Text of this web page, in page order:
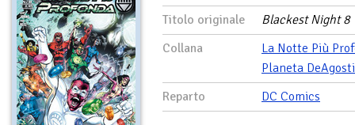
Titolo originale
Blackest Night 8
Collana
La Notte Più
Planeta
Reparto
DC Comics